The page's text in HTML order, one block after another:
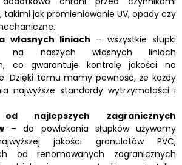
takimi jak promieniowanie UV, opady czy
własnych liniach – wszystkie słupki
na naszych własnych liniach
co gwarantuje kontrolę jakości na
Dzięki temu mamy pewność, że każdy
najwyższe standardy wytrzymałości i
najlepszych zagranicznych
– do powlekania słupków używamy
jakości granulatów PVC,
od renomowanych zagranicznych